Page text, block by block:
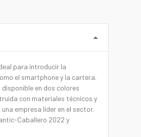
para introducir la
el smartphone y la cartera.
en dos colores
con materiales técnicos y
empresa líder en el sector.
Caballero 2022 y